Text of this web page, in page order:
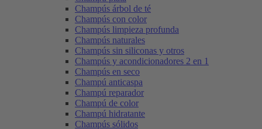
Champús árbol de té
Champús con color
Champús limpieza profunda
Champús naturales
Champús sin siliconas y otros
Champús y acondicionadores 2 en 1
Champús en seco
Champú anticaspa
Champú reparador
Champú de color
Champú hidratante
Champús sólidos